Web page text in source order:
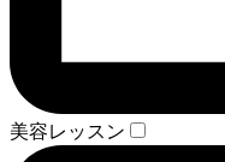
美容レッスン